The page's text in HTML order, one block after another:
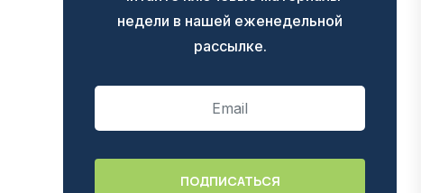
недели в нашей еженедельной
рассылке.